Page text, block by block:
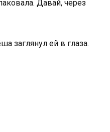
Давай, через
заглянул ей в глаза.